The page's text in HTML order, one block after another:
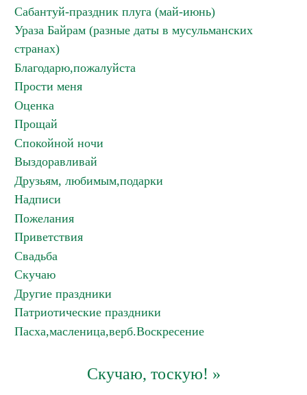
Сабантуй-праздник плуга (май-июнь)
Ураза Байрам (разные даты в мусульманских
странах)
Благодарю,пожалуйста
Прости меня
Оценка
Прощай
Спокойной ночи
Выздоравливай
Друзьям, любимым,подарки
Надписи
Пожелания
Приветствия
Свадьба
Скучаю
Другие праздники
Патриотические праздники
Пасха,масленица,верб.Воскресение
Скучаю, тоскую! »